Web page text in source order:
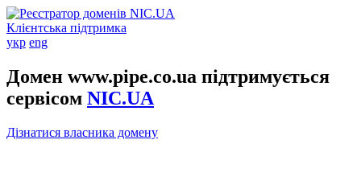
Клієнтська підтримка
укр eng
Домен www.pipe.co.ua підтримується
сервісом NIC.UA
Дізнатися власника домену